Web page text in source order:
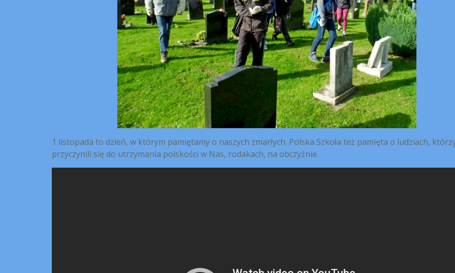
1 listopada to dzień, w którym pamiętamy o naszych zmarłych. Polska Szkoła też pamięta o ludziach,
przyczynili się do utrzymania polskości w Nas, rodakach, na obczyźnie.